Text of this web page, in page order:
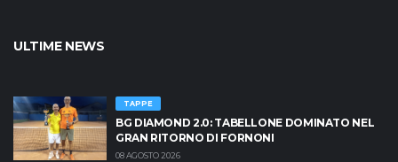
ULTIME NEWS
TAPPE
BG DIAMOND 2.0: TABELLONE DOMINATO NEL
GRAN RITORNO DI FORNONI
08 AGOSTO 2026